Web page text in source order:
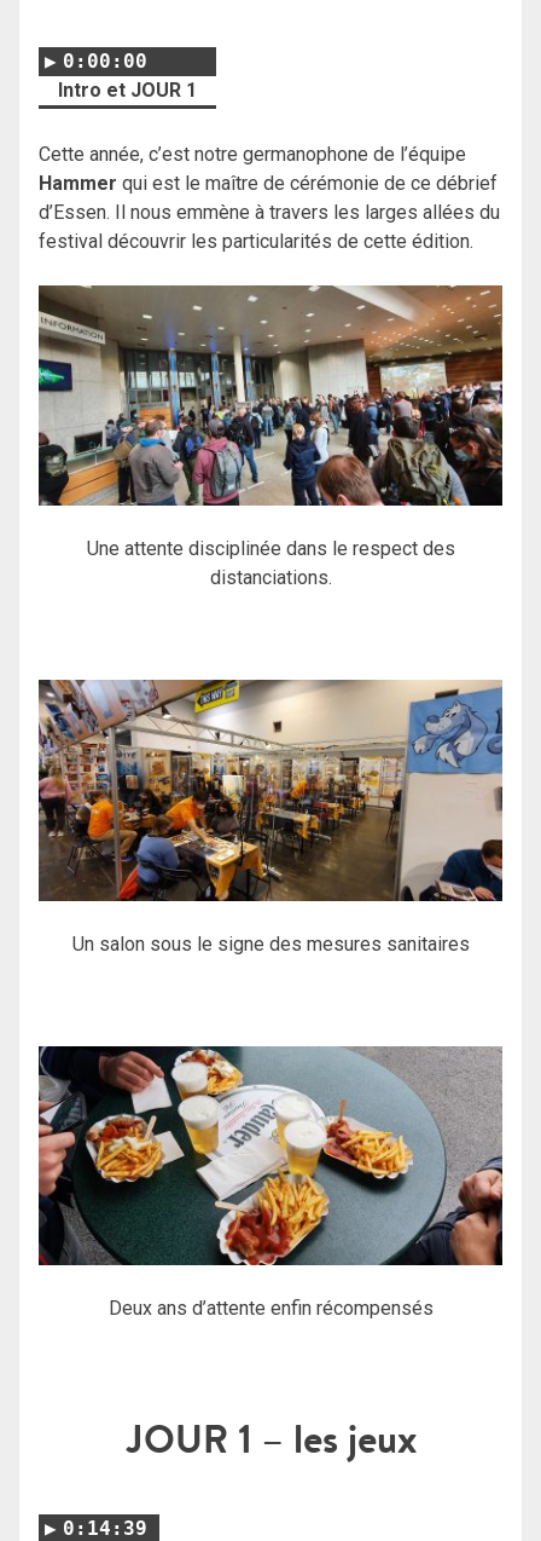
0:00:00
Intro et JOUR 1
Cette année, c’est notre germanophone de l’équipe
Hammer qui est le maître de cérémonie de ce débrief
d’Essen. Il nous emmène à travers les larges allées du
festival découvrir les particularités de cette édition.
Une attente disciplinée dans le respect des
distanciations.
Un salon sous le signe des mesures sanitaires
Deux ans d’attente enfin récompensés
JOUR 1 – les jeux
0:14:39